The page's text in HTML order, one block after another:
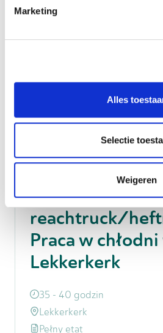
Marketing
Alles
Selectie
Weigeren
Nie znalazłeś
Daj nam znać jakie sa
my poszukamy pracy,
Otwarta
Transport & Logistyka
Operator wózka
reachtruck/
Praca w
Lekkerkerk
35 - 40 godzin
Lekkerkerk
Pełny etat